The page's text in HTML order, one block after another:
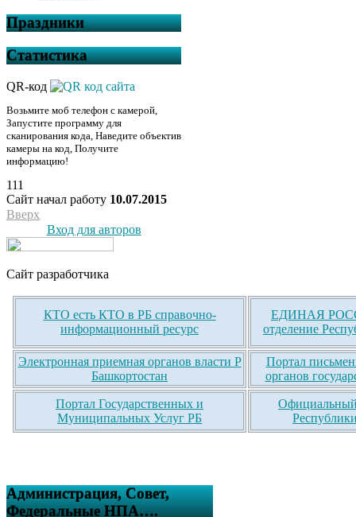
Праздники
Статистика
QR-код
Возьмите моб телефон с камерой,
Запустите программу для
сканирования кода, Наведите объектив
камеры на код, Получите
информацию!
111
Сайт начал работу 10.07.2015
Вверх
Вход для авторов
Сайт разработчика
КТО есть КТО в РБ справочно-
информационный ресурс
ЕДИНАЯ
отделение
Электронная приемная органов власти Р
Башкортостан
Портал
органов
Портал Государственных и
Муниципальных Услуг РБ
Официальный
Администрация, Совет,
Федеральные НПА….